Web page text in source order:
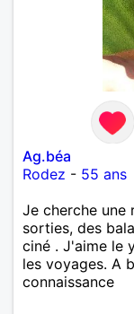
Ag.béa
Rodez - 55 ans
Je cherche une
sorties, des
ciné . J'aime le
les voyages. A
connaissance